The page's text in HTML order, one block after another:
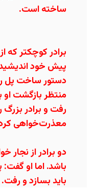
ساخته است.
برادر کوچکتر که
پیش خود
دستور ساخت پل
منتظر بازگشت او
رفت و برادر بزرگ
معذرت‌خواهی
دو برادر از نجار
باشد. اما او
باید بسازد و رفت.